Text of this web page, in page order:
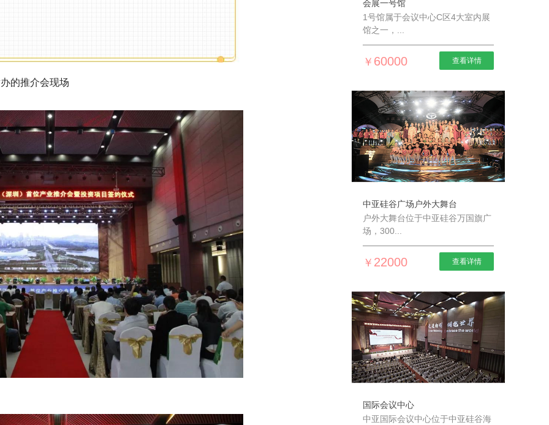
的推介会现场
会展一号馆
1号馆属于会议中心C区4大室内展
馆之一，...
￥ 60000 查看详情
中亚硅谷广场户外大舞台
户外大舞台位于中亚硅谷万国旗广
场，300...
￥ 22000 查看详情
国际会议中心
中亚国际会议中心位于中亚硅谷海